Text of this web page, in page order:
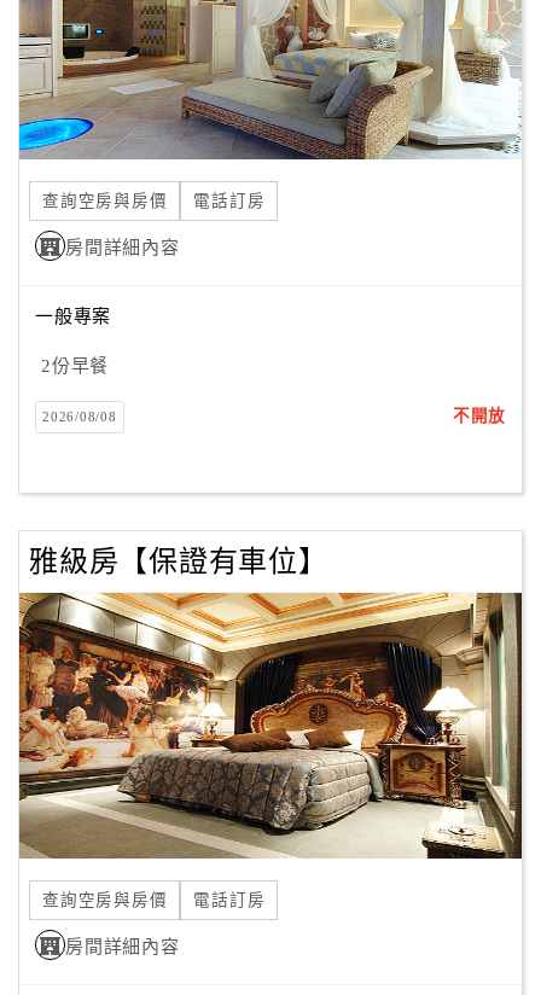
滿
意
訂
單
管
理
員
戶
客
服
聯
單
Line
線
上
客
服
紅
利
查
48間的房型，將帶領入住者進入48段不同的電影舞台。
採自耀眼天空的自然陽光中，透亮的淨藍海水搖盪著，這是
記憶中的藍色珊瑚礁；
耳邊傳來若隱若絲的三味線，彷彿看見半珠紅艷胭脂絳唇輕
一襲粉色櫻吹雪振袖飛舞，藝子一生回憶即將展開。
紫色淡雅薰衣草馨香、可人甜美玫瑰芬芳、清新舒爽薄荷涼
意、果香四溢葡萄酒釀，
視覺、聽覺、嗅覺，我們注重每一處細節所帶來的觀感。
採用進口環保漆料，將對人體、環境的影響降到最低。
查詢空房與房價 電話訂房
房間詳細內容
一般專案
2份早餐
2026/08/08 不開放
雅級房【保證有車位】
查詢空房與房價 電話訂房
房間詳細內容